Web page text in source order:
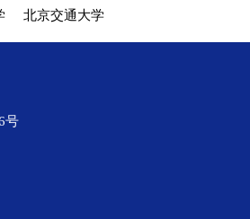
北京交通大学
号